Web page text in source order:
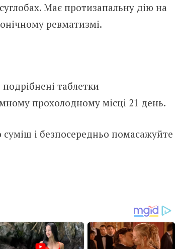
Має протизапальну дію на
ревматизмі.
таблетки
прохолодному місці 21 день.
і безпосередньо помасажуйте